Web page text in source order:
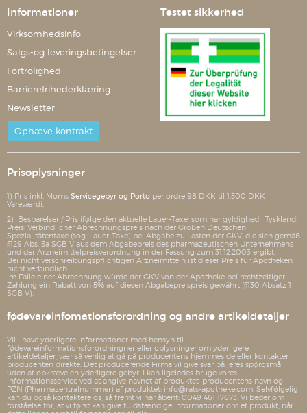
Informationer
Virksomhedsinfo
Salgs-og leveringsbetingelser
Fortrolighed
Barrierefrihederklæring
Newsletter
Ophæve kontrakt
Testet sikkerhed
Prisoplysninger
1) Pris inkl. Moms Servicegebyr og Porto per ordre 98 DKK til 1.500 DKK
Vareværdi.
2) Besparelser / Pris ifølge den aktuelle Lauer-Taxe, som har gyldighed i Tyskland.
Preis: Verbindlicher Abrechnungspreis nach der Großen Deutschen
Spezialitätentaxe (sog. Lauer-Taxe) bei Abgabe zu Lasten der GKV, die sich gemäß
§129 Abs. 5a SGB V aus dem Abgabepreis des pharmazeutischen Unternehmens
und der Arzneimittelpreisverordnung in der Fassung zum 31.12.2003 ergibt.
Bei nicht verschreibungspflichtigen Arzneimitteln ist dieser Preis für Apotheken
nicht verbindlich.
Im Falle einer Abrechnung würde der GKV von der Apotheke bei rechtzeitiger
Zahlung ein Rabatt von 5% auf diesen Abgabepreispreis gewährt (§130 Absatz 1
SGB V).
fødevareinfomationsforordning og andre artikeldetaljer
Vil i have yderligere informationer med hensyn til
fødevareinformationsforordningner eller oplysninger om yderligere
artikeldetaljer, vær så venlig at gå på producentens hjemmeside eller kontakter
producenten direkte. Det producerende Firma vil give svar på jeres spørgsmål
uden at opkræve en yderligere gebyr. I kan ligeledes bruge vores
informationsservice ved at angive navnet af produktet, producentens navn og
PZN (Pharmazentralnummer) af produktet: info@rats-apotheke.com. Selvfølgelig
kan du også kontaktere os, så fremt vi har åbent: 0049 461 17673. Vi beder om
forståelse for, at vi først kan give fuldstændige informationer om et produkt, når